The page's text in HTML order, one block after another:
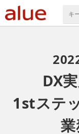
DX
1stステ